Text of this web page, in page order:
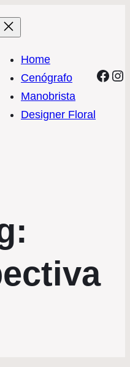
Home
Cenógrafo
Manobrista
Designer Floral